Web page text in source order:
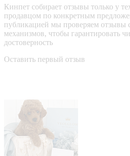
Кинпет собирает отзывы только у
продавцом по конкретным
публикацией мы проверяем отзывы
механизмов, чтобы гарантировать
достоверность
Оставить первый отзыв